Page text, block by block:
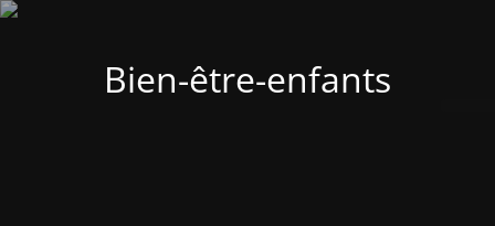
Bien-être-enfants